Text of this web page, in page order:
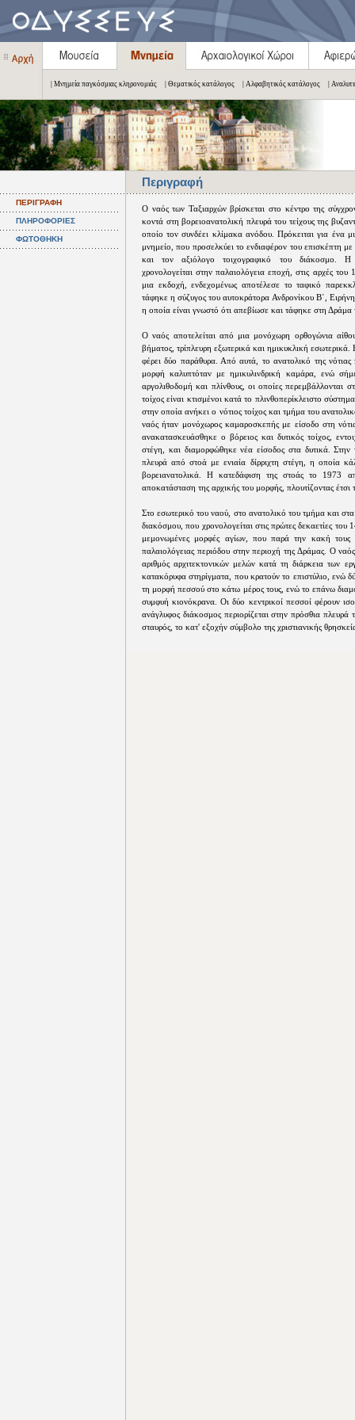
| Μνημεία παγκόσμιας κληρονομιάς | Θεματικός κατάλογος | Αλφαβητικός κατάλογος |
Περιγραφή
ΠΕΡΙΓΡΑΦΗ
ΠΛΗΡΟΦΟΡΙΕΣ
ΦΩΤΟΘΗΚΗ
Ο ναός των Ταξιαρχών βρίσκεται στο κέντρο της
κοντά στη βορειοανατολική πλευρά του τείχους της
οποίο τον συνδέει κλίμακα ανόδου. Πρόκειται για ένα
μνημείο, που προσελκύει το ενδιαφέρον του επισκέπτη με
και τον αξιόλογο τοιχογραφικό του διάκοσμο.
χρονολογείται στην παλαιολόγεια εποχή, στις αρχές
μια εκδοχή, ενδεχομένως αποτέλεσε το ταφικό
τάφηκε η σύζυγος του αυτοκράτορα Ανδρονίκου Β΄,
η οποία είναι γνωστό ότι απεβίωσε και τάφηκε στη
Ο ναός αποτελείται από μια μονόχωρη ορθογώνια
βήματος, τρίπλευρη εξωτερικά και ημικυκλική
φέρει δύο παράθυρα. Από αυτά, το ανατολικό της
μορφή καλυπτόταν με ημικυλινδρική καμάρα, ενώ
αργολιθοδομή και πλίνθους, οι οποίες περεμβάλλονται
τοίχος είναι κτισμένοι κατά το πλινθοπερίκλειστο
στην οποία ανήκει ο νότιος τοίχος και τμήμα του
ναός ήταν μονόχωρος καμαροσκεπής με είσοδο στη
ανακατασκευάσθηκε ο βόρειος και δυτικός τοίχος,
στέγη, και διαμορφώθηκε νέα είσοδος στα δυτικά.
πλευρά από στοά με ενιαία δίρριχτη στέγη, η οποία
βορειανατολικά. Η κατεδάφιση της στοάς το 1973
αποκατάσταση της αρχικής του μορφής, πλουτίζοντας
Στο εσωτερικό του ναού, στο ανατολικό του τμήμα και
διακόσμου, που χρονολογείται στις πρώτες δεκαετίες
μεμονωμένες μορφές αγίων, που παρά την κακή τους
παλαιολόγειας περιόδου στην περιοχή της Δράμας. Ο
αριθμός αρχιτεκτονικών μελών κατά τη διάρκεια των
κατακόρυφα στηρίγματα, που κρατούν το επιστύλιο, ενώ
τη μορφή πεσσού στο κάτω μέρος τους, ενώ το επάνω
συμφυή κιονόκρανα. Οι δύο κεντρικοί πεσσοί φέρουν
ανάγλυφος διάκοσμος περιορίζεται στην πρόσθια
σταυρός, το κατ' εξοχήν σύμβολο της χριστιανικής